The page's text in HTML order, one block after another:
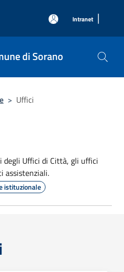
Intranet |
di Sorano
> Uffici
Uffici di Città, gli uffici
assistenziali.
istituzionale